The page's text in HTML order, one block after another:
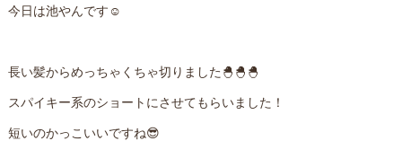
今日は池やんです☺️
長い髪からめっちゃくちゃ切りました🐣🐣🐣
スパイキー系のショートにさせてもらいました！
短いのかっこいいですね😎